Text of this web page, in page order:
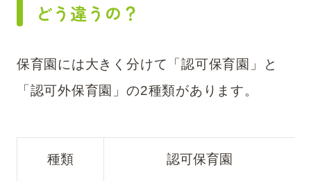
どう違うの？
保育園には大きく分けて「認可保育園」と
「認可外保育園」の2種類があります。
種類 認可保育園